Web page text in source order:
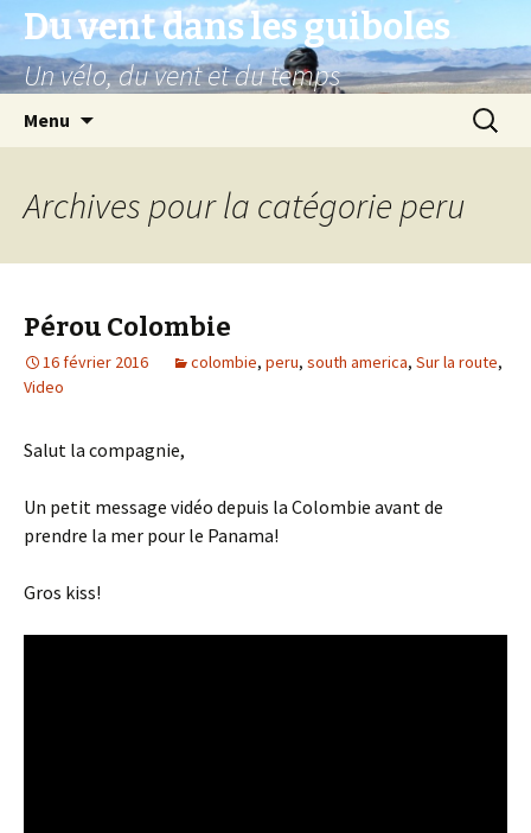
Du vent dans les guiboles
Un vélo, du vent et du temps
Menu
principal
Archives pour la catégorie peru
Pérou Colombie
16 février 2016 colombie, peru, south america, Sur la route,
Video
Salut la compagnie,
Un petit message vidéo depuis la Colombie avant de
prendre la mer pour le Panama!
Gros kiss!